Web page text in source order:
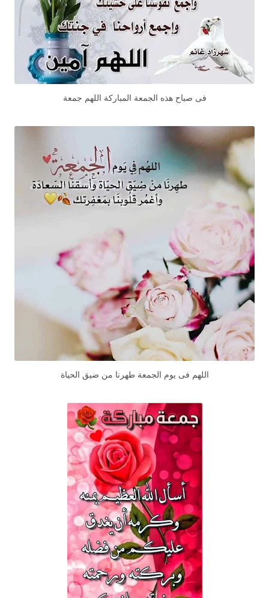
فى صباح هذه الجمعة المباركة اللهم جمعة
اللهم فى يوم الجمعة طهرنا من ضيق الحياة